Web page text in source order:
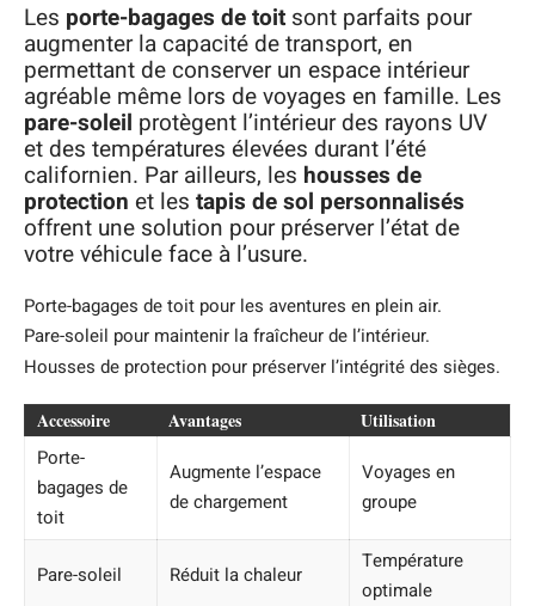
Les porte-bagages de toit sont parfaits pour
augmenter la capacité de transport, en
permettant de conserver un espace intérieur
agréable même lors de voyages en famille. Les
pare-soleil protègent l’intérieur des rayons UV
et des températures élevées durant l’été
californien. Par ailleurs, les housses de
protection et les tapis de sol personnalisés
offrent une solution pour préserver l’état de
votre véhicule face à l’usure.
Porte-bagages de toit pour les aventures en plein air.
Pare-soleil pour maintenir la fraîcheur de l’intérieur.
Housses de protection pour préserver l’intégrité des sièges.
Accessoire Avantages Utilisation
Porte-
bagages de
toit
Augmente l’espace
de chargement
Voyages en
groupe
Pare-soleil Réduit la chaleur
Température
optimale